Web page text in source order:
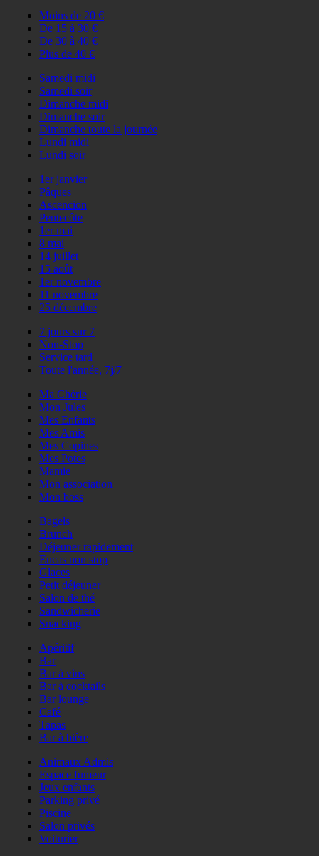
Moins de 20 €
De 15 à 30 €
De 30 à 40 €
Plus de 40 €
Samedi midi
Samedi soir
Dimanche midi
Dimanche soir
Dimanche toute la journée
Lundi midi
Lundi soir
1er janvier
Pâques
Ascencion
Pentecôte
1er mai
8 mai
14 juillet
15 août
1er novembre
11 novembre
25 décembre
7 jours sur 7
Non-Stop
Service tard
Toute l'année, 7j/7
Ma Chérie
Mon Jules
Mes Enfants
Mes Amis
Mes Copines
Mes Potes
Mamie
Mon association
Mon boss
Bagels
Brunch
Déjeuner rapidement
Encas non stop
Glaces
Petit déjeuner
Salon de thé
Sandwicherie
Snacking
Apéritif
Bar
Bar à vins
Bar à cocktails
Bar lounge
Café
Tapas
Bar à bière
Animaux Admis
Espace fumeur
Jeux enfants
Parking privé
Piscine
Salon privés
Voiturier